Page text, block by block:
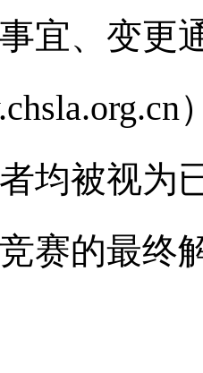
、变更通
被视为已
的最终解